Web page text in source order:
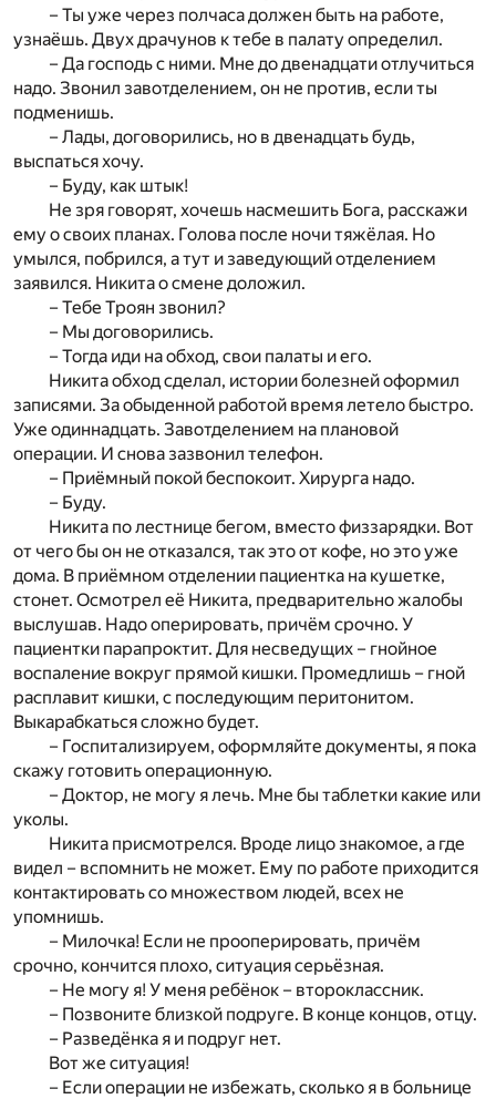
– Ты уже через полчаса должен быть на работе,
узнаёшь. Двух драчунов к тебе в палату определил.
– Да господь с ними. Мне до двенадцати отлучиться
надо. Звонил завотделением, он не против, если ты
подменишь.
– Лады, договорились, но в двенадцать будь,
выспаться хочу.
– Буду, как штык!
Не зря говорят, хочешь насмешить Бога, расскажи
ему о своих планах. Голова после ночи тяжёлая. Но
умылся, побрился, а тут и заведующий отделением
заявился. Никита о смене доложил.
– Тебе Троян звонил?
– Мы договорились.
– Тогда иди на обход, свои палаты и его.
Никита обход сделал, истории болезней оформил
записями. За обыденной работой время летело быстро.
Уже одиннадцать. Завотделением на плановой
операции. И снова зазвонил телефон.
– Приёмный покой беспокоит. Хирурга надо.
– Буду.
Никита по лестнице бегом, вместо физзарядки. Вот
от чего бы он не отказался, так это от кофе, но это уже
дома. В приёмном отделении пациентка на кушетке,
стонет. Осмотрел её Никита, предварительно жалобы
выслушав. Надо оперировать, причём срочно. У
пациентки парапроктит. Для несведущих – гнойное
воспаление вокруг прямой кишки. Промедлишь – гной
расплавит кишки, с последующим перитонитом.
Выкарабкаться сложно будет.
– Госпитализируем, оформляйте документы, я пока
скажу готовить операционную.
– Доктор, не могу я лечь. Мне бы таблетки какие или
уколы.
Никита присмотрелся. Вроде лицо знакомое, а где
видел – вспомнить не может. Ему по работе приходится
контактировать со множеством людей, всех не
упомнишь.
– Милочка! Если не прооперировать, причём
срочно, кончится плохо, ситуация серьёзная.
– Не могу я! У меня ребёнок – второклассник.
– Позвоните близкой подруге. В конце концов, отцу.
– Разведёнка я и подруг нет.
Вот же ситуация!
– Если операции не избежать, сколько я в больнице